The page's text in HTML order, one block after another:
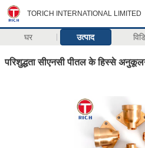
TORICH INTERNATIONAL LIMITED
घर उत्पाद
परिशुद्धता सीएनसी पीतल के हिस्से